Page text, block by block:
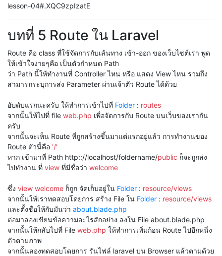
lesson-04#.XQC9zpIzatE
บทที่ 5 Route ใน Laravel
Route คือ class ที่ใช้จัดการกับเส้นทาง เข้า-ออก ของเว็บไซต์เรา พูด
ให้เข้าใจง่ายๆคือ เป็นตัวกำหนด Path
ว่า Path นี้ให้ทำงานที่ Controller ไหน หรือ แสดง View ไหน รวมถึง
สามารถระบุการส่ง Parameter ผ่านเจ้าตัว Route ได้ด้วย
อับดับแรกนะครับ ให้ทำการเข้าไปที่ Folder : routes
จากนั้นให้ไปที่ file web.php เพื่อจัดการกับ Route บนเว็บของเรากัน
ครับ
จากนั้นจะเห็น Route ที่ถูกสร้างขึ้นมาแต่แรกอยู่แล้ว การทำงานของ
Route ตัวนี้คือ '/'
หาก เข้ามาที่ Path http:://localhost/foldername/public ก็จะถูกส่ง
ไปทำงาน ที่ view ที่มีชื่อว่า welcome
ซึ่ง view welcome ก็ถูก จัดเก็บอยู่ใน Folder : resource/views
จากนั้นให้เราทดสอบโดยการ สร้าง File ใน Folder : resource/views
และตั้งชื่อให้กับมันว่า about.blade.php
ต่อมาลองเขียนข้อความอะไรสักอย่าง ลงใน File about.blade.php
จากนั้นให้กลับไปที่ File web.php ให้ทำการเพิ่มก้อน Route ไปอีกหนึ่ง
ตัวตามภาพ
จากนั้นลองทดสอบโดยการ รันไฟล์ laravel บน Browser แล้วตามด้วย